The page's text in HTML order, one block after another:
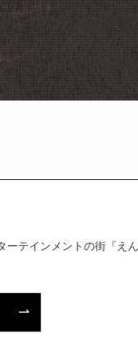
ーテインメントの街『え